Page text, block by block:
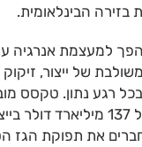
הבינלאומית.
למעצמת אנרגיה
של ייצור, זיקוק
בכל רגע נתון. טקסס
עם נתון משמעותי של 137
את תפוקת הגז